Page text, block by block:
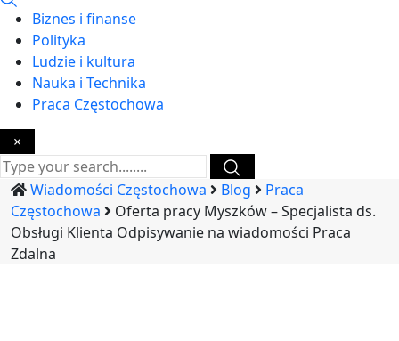
Biznes i finanse
Polityka
Ludzie i kultura
Nauka i Technika
Praca Częstochowa
×
Wiadomości Częstochowa Blog
Praca
Częstochowa
Oferta pracy Myszków – Specjalista ds.
Obsługi Klienta Odpisywanie na wiadomości Praca
Zdalna